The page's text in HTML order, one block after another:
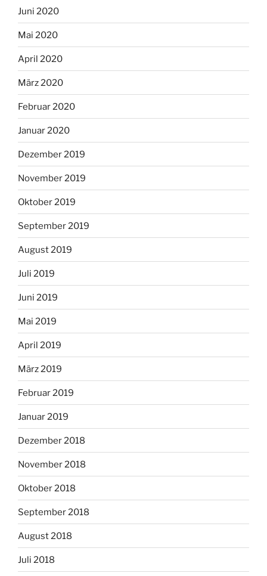
Juni 2020
Mai 2020
April 2020
März 2020
Februar 2020
Januar 2020
Dezember 2019
November 2019
Oktober 2019
September 2019
August 2019
Juli 2019
Juni 2019
Mai 2019
April 2019
März 2019
Februar 2019
Januar 2019
Dezember 2018
November 2018
Oktober 2018
September 2018
August 2018
Juli 2018